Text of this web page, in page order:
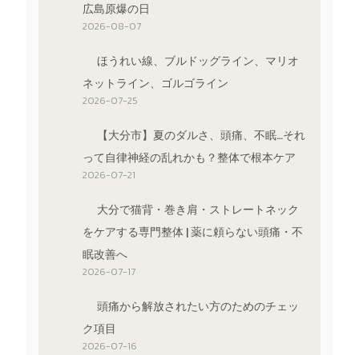
広島原爆の日
2026-08-07
ほうれい線、ブルドッグライン、マリオ
ネットライン、ゴルゴライン
2026-07-25
【大分市】夏のダルさ、頭痛、不眠…それ
って自律神経の乱れかも？整体で根本ケア
2026-07-21
大分で猫背・巻き肩・ストレートネック
をケアする専門整体 | 薬に頼らない頭痛・不
眠改善へ
2026-07-17
頭痛から解放されたい方のためのチェッ
ク項目
2026-07-16